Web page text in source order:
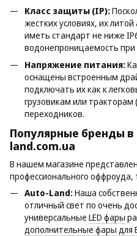
Класс защиты (IP):
жестких условиях, их
иметь стандарт не ниже
водонепроницаемость при
Напряжение питания:
оснащены встроенным
подключать их как к
грузовикам или тракторам
переходников.
Популярные бренды в
land.com.ua
В нашем магазине
профессионального
Auto-Land:Наша
отличный свет по очень
универсальные LED фары
дополнительные фары для